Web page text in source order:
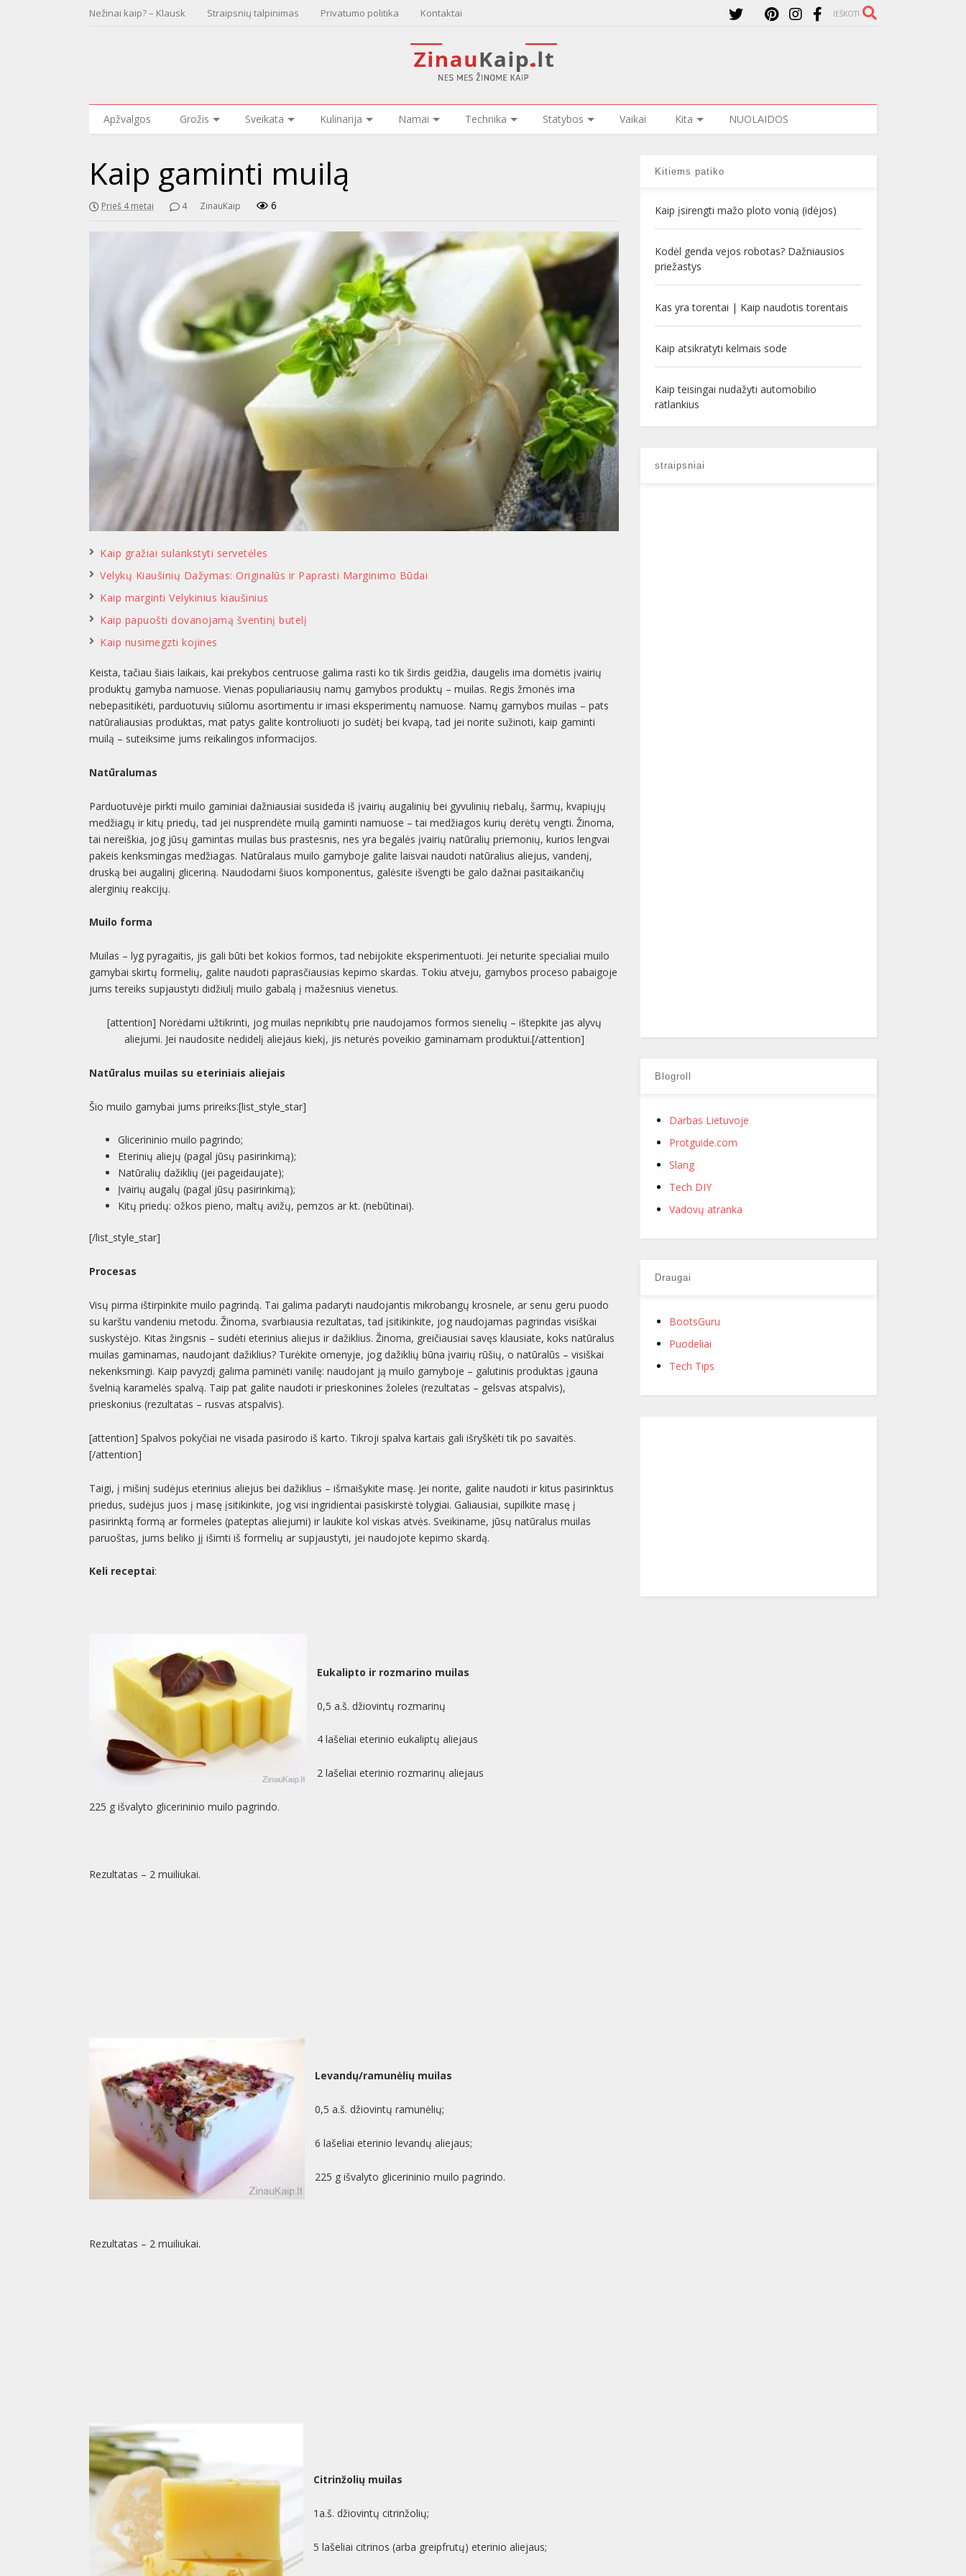
Nežinai kaip? – Klausk Straipsnių talpinimas Privatumo politika Kontaktai IEŠKOTI
Apžvalgos Grožis Sveikata Kulinarija Namai Technika Statybos Vaikai Kita NUOLAIDOS
Kaip gaminti muilą
Prieš 4 metai 4 ZinauKaip 6
Kaip gražiai sulankstyti servetėles
Velykų Kiaušinių Dažymas: Originalūs ir Paprasti Marginimo Būdai
Kaip marginti Velykinius kiaušinius
Kaip papuošti dovanojamą šventinį butelį
Kaip nusimegzti kojines
Keista, tačiau šiais laikais, kai prekybos centruose galima rasti ko tik širdis geidžia, daugelis ima domėtis įvairių
produktų gamyba namuose. Vienas populiariausių namų gamybos produktų – muilas. Regis žmonės ima
nebepasitikėti, parduotuvių siūlomu asortimentu ir imasi eksperimentų namuose. Namų gamybos muilas – pats
natūraliausias produktas, mat patys galite kontroliuoti jo sudėtį bei kvapą, tad jei norite sužinoti, kaip gaminti
muilą – suteiksime jums reikalingos informacijos.
Natūralumas
Parduotuvėje pirkti muilo gaminiai dažniausiai susideda iš įvairių augalinių bei gyvulinių riebalų, šarmų, kvapiųjų
medžiagų ir kitų priedų, tad jei nusprendėte muilą gaminti namuose – tai medžiagos kurių derėtų vengti. Žinoma,
tai nereiškia, jog jūsų gamintas muilas bus prastesnis, nes yra begalės įvairių natūralių priemonių, kurios lengvai
pakeis kenksmingas medžiagas. Natūralaus muilo gamyboje galite laisvai naudoti natūralius aliejus, vandenį,
druską bei augalinį gliceriną. Naudodami šiuos komponentus, galėsite išvengti be galo dažnai pasitaikančių
alerginių reakcijų.
Muilo forma
Muilas – lyg pyragaitis, jis gali būti bet kokios formos, tad nebijokite eksperimentuoti. Jei neturite specialiai muilo
gamybai skirtų formelių, galite naudoti paprasčiausias kepimo skardas. Tokiu atveju, gamybos proceso pabaigoje
jums tereiks supjaustyti didžiulį muilo gabalą į mažesnius vienetus.
[attention] Norėdami užtikrinti, jog muilas neprikibtų prie naudojamos formos sienelių – ištepkite jas alyvų
aliejumi. Jei naudosite nedidelį aliejaus kiekį, jis neturės poveikio gaminamam produktui.[/attention]
Natūralus muilas su eteriniais aliejais
Šio muilo gamybai jums prireiks:[list_style_star]
Glicerininio muilo pagrindo;
Eterinių aliejų (pagal jūsų pasirinkimą);
Natūralių dažiklių (jei pageidaujate);
Įvairių augalų (pagal jūsų pasirinkimą);
Kitų priedų: ožkos pieno, maltų avižų, pemzos ar kt. (nebūtinai).
[/list_style_star]
Procesas
Visų pirma ištirpinkite muilo pagrindą. Tai galima padaryti naudojantis mikrobangų krosnele, ar senu geru puodo
su karštu vandeniu metodu. Žinoma, svarbiausia rezultatas, tad įsitikinkite, jog naudojamas pagrindas visiškai
suskystėjo. Kitas žingsnis – sudėti eterinius aliejus ir dažiklius. Žinoma, greičiausiai savęs klausiate, koks natūralus
muilas gaminamas, naudojant dažiklius? Turėkite omenyje, jog dažiklių būna įvairių rūšių, o natūralūs – visiškai
nekenksmingi. Kaip pavyzdį galima paminėti vanilę: naudojant ją muilo gamyboje – galutinis produktas įgauna
švelnią karamelės spalvą. Taip pat galite naudoti ir prieskonines žoleles (rezultatas – gelsvas atspalvis),
prieskonius (rezultatas – rusvas atspalvis).
[attention] Spalvos pokyčiai ne visada pasirodo iš karto. Tikroji spalva kartais gali išryškėti tik po savaitės.
[/attention]
Taigi, į mišinį sudėjus eterinius aliejus bei dažiklius – išmaišykite masę. Jei norite, galite naudoti ir kitus pasirinktus
priedus, sudėjus juos į masę įsitikinkite, jog visi ingridientai pasiskirstė tolygiai. Galiausiai, supilkite masę į
pasirinktą formą ar formeles (pateptas aliejumi) ir laukite kol viskas atvės. Sveikiname, jūsų natūralus muilas
paruoštas, jums beliko jį išimti iš formelių ar supjaustyti, jei naudojote kepimo skardą.
Keli receptai:
Eukalipto ir rozmarino muilas
0,5 a.š. džiovintų rozmarinų
4 lašeliai eterinio eukaliptų aliejaus
2 lašeliai eterinio rozmarinų aliejaus
225 g išvalyto glicerininio muilo pagrindo.
Rezultatas – 2 muiliukai.
Levandų/ramunėlių muilas
0,5 a.š. džiovintų ramunėlių;
6 lašeliai eterinio levandų aliejaus;
225 g išvalyto glicerininio muilo pagrindo.
Rezultatas – 2 muiliukai.
Citrinžolių muilas
1a.š. džiovintų citrinžolių;
5 lašeliai citrinos (arba greipfrutų) eterinio aliejaus;
Kitiems patiko
Kaip įsirengti mažo ploto vonią (idėjos)
Kodėl genda vejos robotas? Dažniausios
priežastys
Kas yra torentai | Kaip naudotis torentais
Kaip atsikratyti kelmais sode
Kaip teisingai nudažyti automobilio
ratlankius
straipsniai
Blogroll
Darbas Lietuvoje
Protguide.com
Slang
Tech DIY
Vadovų atranka
Draugai
BootsGuru
Puodeliai
Tech Tips